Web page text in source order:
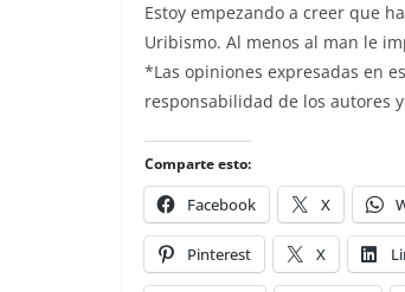
Estoy empezando a creer que
Uribismo. Al menos al man le
*Las opiniones expresadas en
responsabilidad de los autores
Comparte esto:
Facebook X
Pinterest X